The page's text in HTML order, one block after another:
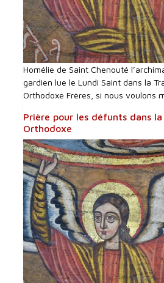
Homélie de Saint Chenouté
gardien lue le Lundi Saint dans la
Orthodoxe Frères, si nous voulons
Prière pour les défunts dans
Orthodoxe